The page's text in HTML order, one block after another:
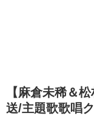
【麻倉未稀＆
送/主題歌歌唱